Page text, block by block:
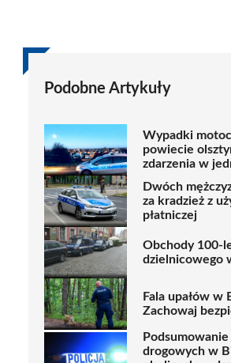
Podobne Artykuły
Wypadki
powiecie
zdarzenia w
Dwóch
za kradzież z
płatniczej
Obchody 100-
dzielnicowego
Fala upałów w
Zachowaj
Podsumowanie
drogowych w